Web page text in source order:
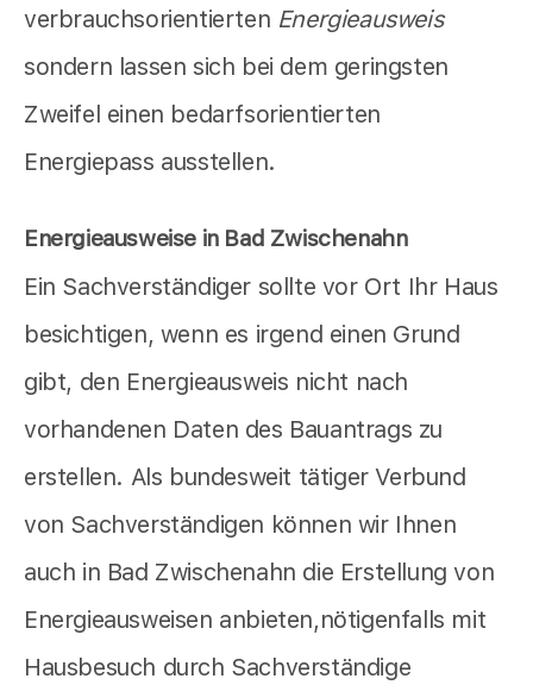
verbrauchsorientierten Energieausweis
sondern lassen sich bei dem geringsten
Zweifel einen bedarfsorientierten
Energiepass ausstellen.
Energieausweise in Bad Zwischenahn
Ein Sachverständiger sollte vor Ort Ihr Haus
besichtigen, wenn es irgend einen Grund
gibt, den Energieausweis nicht nach
vorhandenen Daten des Bauantrags zu
erstellen. Als bundesweit tätiger Verbund
von Sachverständigen können wir Ihnen
auch in Bad Zwischenahn die Erstellung von
Energieausweisen anbieten,nötigenfalls mit
Hausbesuch durch Sachverständige